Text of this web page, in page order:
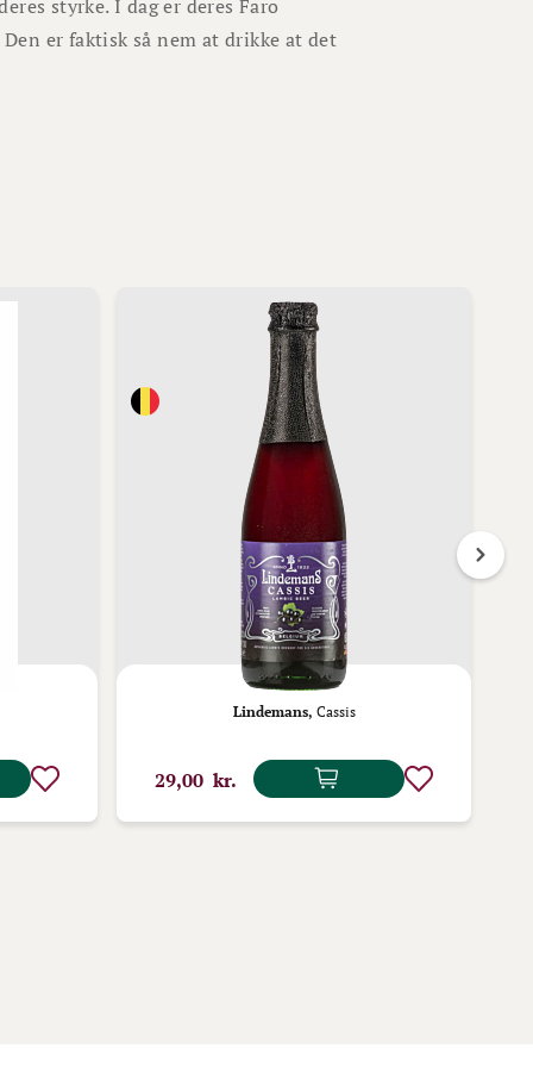
styrke. I dag er deres Faro
er faktisk så nem at drikke at det
Lindemans, Cassis
29,00 kr.